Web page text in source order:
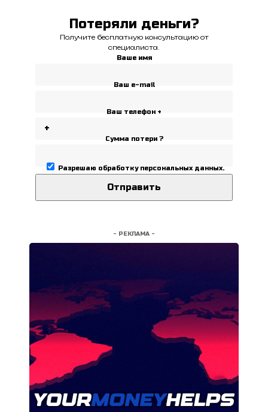
Потеряли деньги?
Получите бесплатную консультацию от
специалиста.
Ваше имя
Ваш e-mail
Ваш телефон +
Сумма потери ?
Разрешаю обработку персональных данных.
- РЕКЛАМА -